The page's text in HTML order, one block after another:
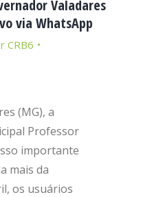
Valadares
via WhatsApp
CRB6
(MG), a
Professor
importante
mais da
os usuários